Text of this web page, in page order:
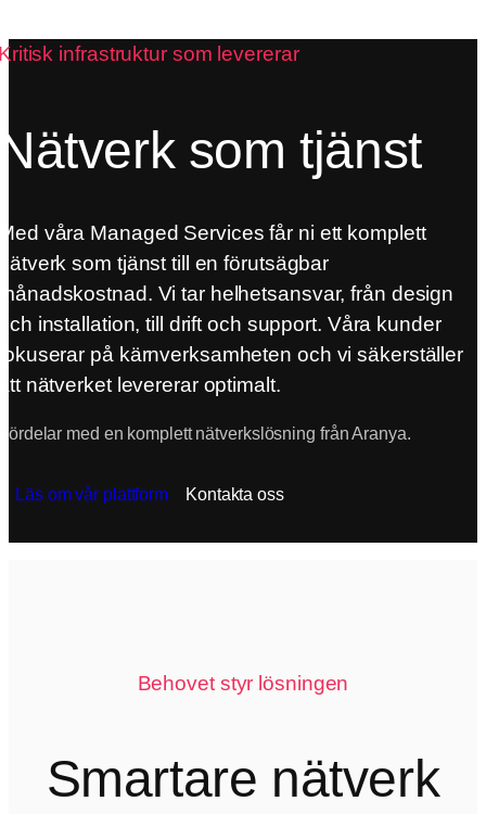
infrastruktur som levererar
som tjänst
våra Managed Services får ni ett komplett
som tjänst till en förutsägbar
Vi tar helhetsansvar, från design
installation, till drift och support. Våra kunder
på kärnverksamheten och vi säkerställer
nätverket levererar optimalt.
med en komplett nätverkslösning från Aranya.
Läs om vår plattform Kontakta oss
Behovet styr lösningen
Smartare nätverk